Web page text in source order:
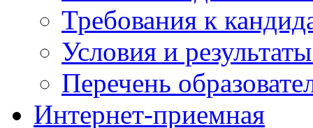
Требования к
Условия и
Перечень
Интернет-приемная